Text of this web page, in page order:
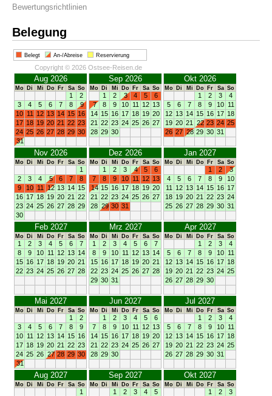
Bewertungsrichtlinien
Belegung
Belegt An-/Abreise Reservierung
Copyright © 2026 Ostsee-Reisen.de
Aug 2026
Mo Di Mi Do Fr Sa So
1
2
3
4 5 6 7 8
9
10 11 12 13 14 15 16
17 18 19 20 21 22 23
24 25 26 27 28 29 30
31
Sep 2026
Mo Di Mi Do Fr Sa So
1 2 3 4 5
6
7
8 9 10 11 12 13
14 15 16 17 18 19 20
21 22 23 24 25 26 27
28 29 30
Okt 2026
Mo Di Mi Do Fr Sa So
1 2 3
4
5
6 7 8 9 10 11
12 13 14 15 16 17 18
19 20 21 22 23 24 25
26 27 28 29 30 31
Nov 2026
Mo Di Mi Do Fr Sa So
1
2
3 4 5 6 7
8
9
10 11 12 13 14 15
16 17 18 19 20 21 22
23 24 25 26 27 28 29
30
Dez 2026
Mo Di Mi Do Fr Sa So
1 2 3 4 5
6
7
8 9 10 11 12 13
14 15 16 17 18 19 20
21 22 23 24 25 26 27
28 29 30 31
Jan 2027
Mo Di Mi Do Fr Sa So
1 2
3
4
5 6 7 8 9
10
11
12 13 14 15 16 17
18 19 20 21 22 23 24
25 26 27 28 29 30 31
Feb 2027
Mo Di Mi Do Fr Sa So
1 2 3 4 5 6
7
8
9 10 11 12 13 14
15 16 17 18 19 20 21
22 23 24 25 26 27 28
Mrz 2027
Mo Di Mi Do Fr Sa So
1 2 3 4 5 6
7
8
9 10 11 12 13 14
15 16 17 18 19 20 21
22 23 24 25 26 27 28
29 30 31
Apr 2027
Mo Di Mi Do Fr Sa So
1 2 3
4
5
6 7 8 9 10 11
12 13 14 15 16 17 18
19 20 21 22 23 24 25
26 27 28 29 30
Mai 2027
Mo Di Mi Do Fr Sa So
1
2
3
4 5 6 7 8
9
10 11 12 13 14 15 16
17 18 19 20 21 22 23
24 25 26 27 28 29 30
31
Jun 2027
Mo Di Mi Do Fr Sa So
1 2 3 4 5
6
7
8 9 10 11 12 13
14 15 16 17 18 19 20
21 22 23 24 25 26 27
28 29 30
Jul 2027
Mo Di Mi Do Fr Sa So
1 2 3
4
5
6 7 8 9 10 11
12 13 14 15 16 17 18
19 20 21 22 23 24 25
26 27 28 29 30 31
Aug 2027
Mo Di Mi Do Fr Sa So
1
Sep 2027
Mo Di Mi Do Fr Sa So
1 2 3 4
5
Okt 2027
Mo Di Mi Do Fr Sa So
1 2
3